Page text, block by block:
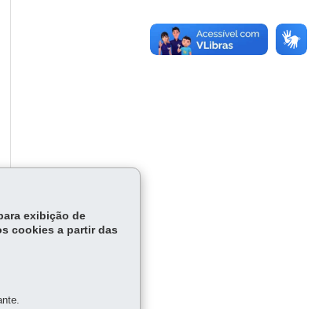
exibição de
cookies a partir das